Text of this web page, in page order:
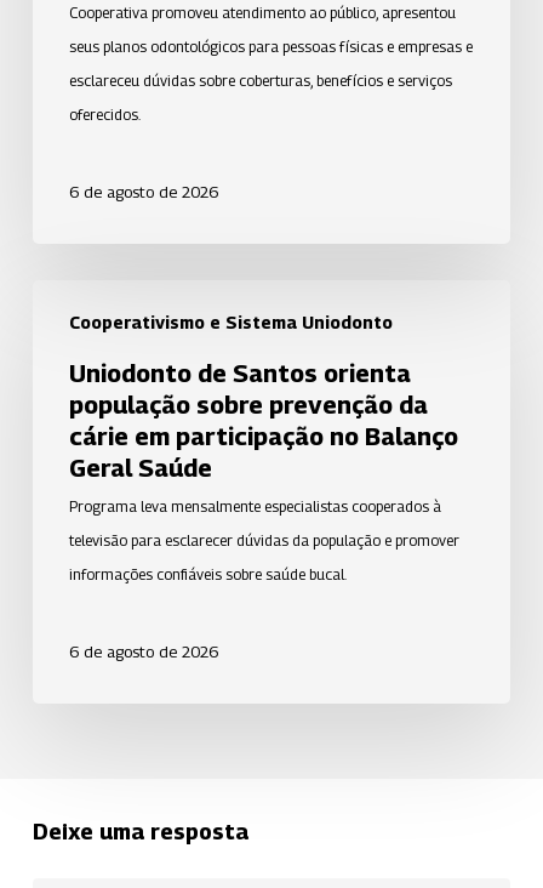
Cooperativa promoveu atendimento ao público, apresentou
seus planos odontológicos para pessoas físicas e empresas e
esclareceu dúvidas sobre coberturas, benefícios e serviços
oferecidos.
6 de agosto de 2026
Cooperativismo e Sistema Uniodonto
Santos
orienta
população
sobre
prevenção
cárie
Balanço
Uniodonto de Santos orienta
população sobre prevenção da
cárie em participação no Balanço
Geral Saúde
Programa leva mensalmente especialistas cooperados à
televisão para esclarecer dúvidas da população e promover
informações confiáveis sobre saúde bucal.
6 de agosto de 2026
Deixe uma resposta